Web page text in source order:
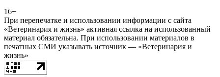
16+
При перепечатке и использовании информации с сайта
«Ветеринария и жизнь» активная ссылка на использованный
материал обязательна. При использовании материалов в
печатных СМИ указывать источник — «Ветеринария и
жизнь»